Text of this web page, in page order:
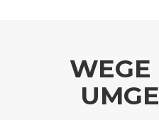
WEGE